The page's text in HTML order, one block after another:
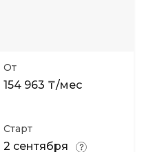
От
154 963 ₸/мес
Старт
2 сентября